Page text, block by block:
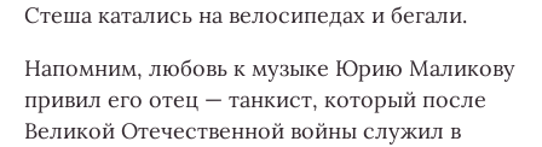
Стеша катались на велосипедах и бегали.
Напомним, любовь к музыке Юрию Маликову
привил его отец — танкист, который после
Великой Отечественной войны служил в